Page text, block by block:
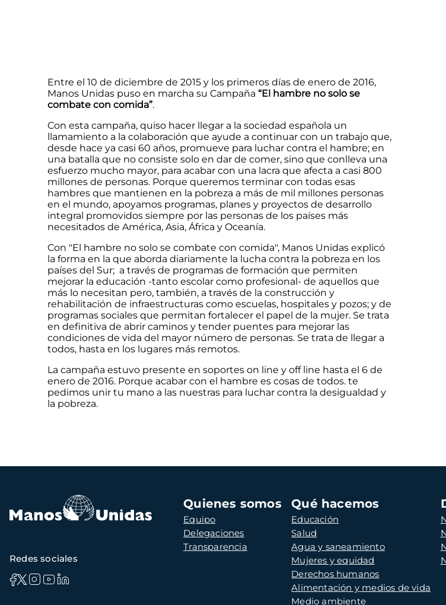
Entre el 10 de diciembre de 2015 y los primeros días de enero de 2016,
Manos Unidas puso en marcha su Campaña “El hambre no solo se
combate con comida”.
Con esta campaña, quiso hacer llegar a la sociedad española un
llamamiento a la colaboración que ayude a continuar con un trabajo que,
desde hace ya casi 60 años, promueve para luchar contra el hambre; en
una batalla que no consiste solo en dar de comer, sino que conlleva una
esfuerzo mucho mayor, para acabar con una lacra que afecta a casi 800
millones de personas. Porque queremos terminar con todas esas
hambres que mantienen en la pobreza a más de mil millones personas
en el mundo, apoyamos programas, planes y proyectos de desarrollo
integral promovidos siempre por las personas de los países más
necesitados de América, Asia, África y Oceanía.
Con "El hambre no solo se combate con comida", Manos Unidas explicó
la forma en la que aborda diariamente la lucha contra la pobreza en los
países del Sur; a través de programas de formación que permiten
mejorar la educación -tanto escolar como profesional- de aquellos que
más lo necesitan pero, también, a través de la construcción y
rehabilitación de infraestructuras como escuelas, hospitales y pozos; y de
programas sociales que permitan fortalecer el papel de la mujer. Se trata
en definitiva de abrir caminos y tender puentes para mejorar las
condiciones de vida del mayor número de personas. Se trata de llegar a
todos, hasta en los lugares más remotos.
La campaña estuvo presente en soportes on line y off line hasta el 6 de
enero de 2016. Porque acabar con el hambre es cosas de todos. te
pedimos unir tu mano a las nuestras para luchar contra la desigualdad y
la pobreza.
Navegación
principal
Quienes somos
Equipo
Delegaciones
Transparencia
Qué hacemos
Educación
Salud
Agua y saneamiento
Mujeres y equidad
Derechos humanos
Alimentación y medios de vida
Medio ambiente
Redes sociales